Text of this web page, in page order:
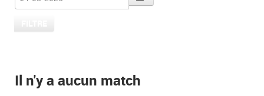
Il n'y a aucun match